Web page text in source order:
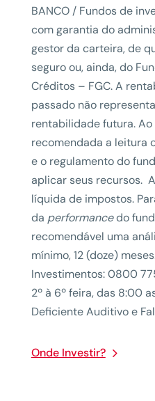
BANCO / Fundos de
com garantia do
gestor da carteira, de
seguro ou, ainda, do
Créditos – FGC. A
passado não
rentabilidade futura.
recomendada a leitura
e o regulamento do
aplicar seus recursos.
líquida de impostos.
da performancedo
recomendável uma
mínimo, 12 (doze)
Investimentos: 0800
2º à 6º feira, das 8:00
Deficiente Auditivo e
Onde Investir?